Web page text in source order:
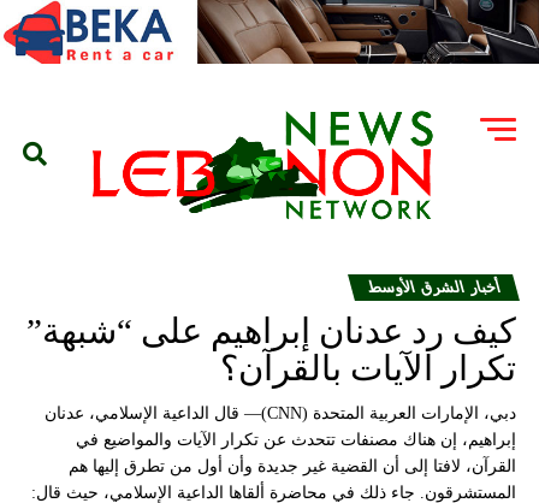
أخبار الشرق الأوسط
كيف رد عدنان إبراهيم على “شبهة”
تكرار الآيات بالقرآن؟
دبي، الإمارات العربية المتحدة (CNN)— قال الداعية الإسلامي، عدنان
إبراهيم، إن هناك مصنفات تتحدث عن تكرار الآيات والمواضيع في
القرآن، لافتا إلى أن القضية غير جديدة وأن أول من تطرق إليها هم
المستشرقون. جاء ذلك في محاضرة ألقاها الداعية الإسلامي، حيث قال: